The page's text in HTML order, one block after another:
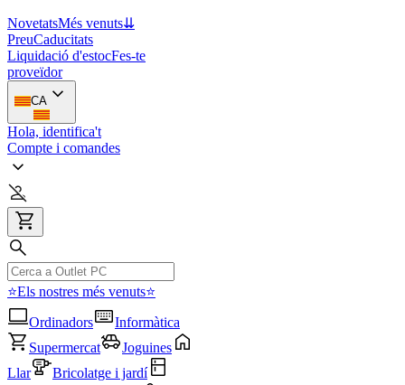
NovetatsMés venuts⇊
PreuCaducitats
Liquidació d'estocFes-te
proveïdor
CA
Hola, identifica't
Compte i comandes
⭐Els nostres més venuts⭐
Ordinadors
Informàtica
Supermercat
Joguines
Llar
Bricolatge i jardí